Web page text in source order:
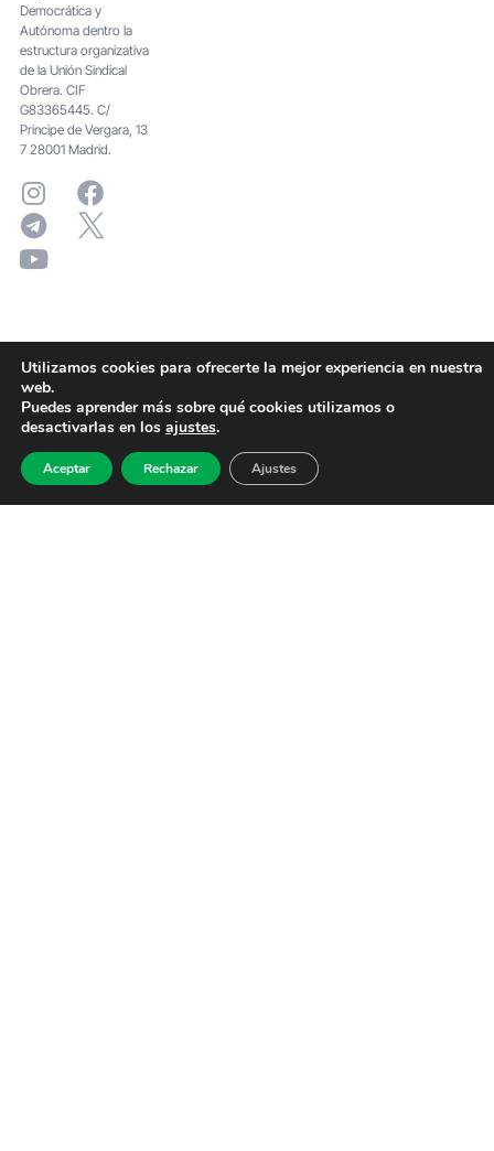
Democrática y
Autónoma dentro la
estructura organizativa
de la Unión Sindical
Obrera. CIF
G83365445. C/
Principe de Vergara, 13
7 28001 Madrid.
Utilizamos cookies para ofrecerte la mejor experiencia en nuestra
web.
Puedes aprender más sobre qué cookies utilizamos o
desactivarlas en los ajustes.
Aceptar Rechazar Ajustes